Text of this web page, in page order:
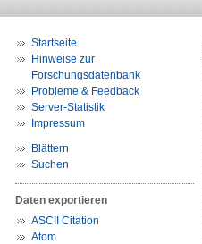
Startseite
Hinweise zur
Forschungsdatenbank
Probleme & Feedback
Server-Statistik
Impressum
Blättern
Suchen
Daten exportieren
ASCII Citation
Atom